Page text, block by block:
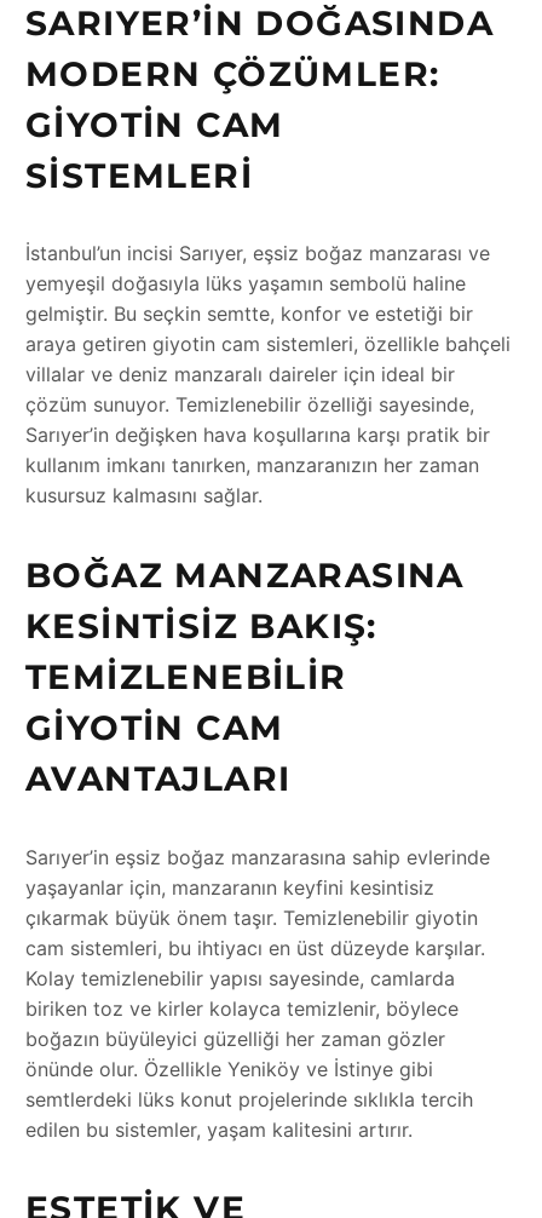
SARIYER’IN DOĞASINDA
MODERN ÇÖZÜMLER:
GIYOTIN CAM
SISTEMLERI
İstanbul’un incisi Sarıyer, eşsiz boğaz manzarası ve
yemyeşil doğasıyla lüks yaşamın sembolü haline
gelmiştir. Bu seçkin semtte, konfor ve estetiği bir
araya getiren giyotin cam sistemleri, özellikle bahçeli
villalar ve deniz manzaralı daireler için ideal bir
çözüm sunuyor. Temizlenebilir özelliği sayesinde,
Sarıyer’in değişken hava koşullarına karşı pratik bir
kullanım imkanı tanırken, manzaranızın her zaman
kusursuz kalmasını sağlar.
BOĞAZ MANZARASINA
KESINTISIZ BAKIŞ:
TEMIZLENEBILIR
GIYOTIN CAM
AVANTAJLARI
Sarıyer’in eşsiz boğaz manzarasına sahip evlerinde
yaşayanlar için, manzaranın keyfini kesintisiz
çıkarmak büyük önem taşır. Temizlenebilir giyotin
cam sistemleri, bu ihtiyacı en üst düzeyde karşılar.
Kolay temizlenebilir yapısı sayesinde, camlarda
biriken toz ve kirler kolayca temizlenir, böylece
boğazın büyüleyici güzelliği her zaman gözler
önünde olur. Özellikle Yeniköy ve İstinye gibi
semtlerdeki lüks konut projelerinde sıklıkla tercih
edilen bu sistemler, yaşam kalitesini artırır.
ESTETIK VE